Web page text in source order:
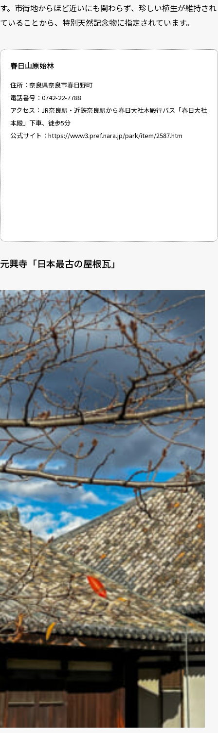
す。市街地からほど近いにも関わらず、珍しい植生が維持され
ていることから、特別天然記念物に指定されています。
春日山原始林
住所：奈良県奈良市春日野町
電話番号：0742-22-7788
アクセス：JR奈良駅・近鉄奈良駅から春日大社本殿行バス「春日大社
本殿」下車、徒歩5分
公式サイト： https://www3.pref.nara.jp/park/item/2587.htm
元興寺「日本最古の屋根瓦」